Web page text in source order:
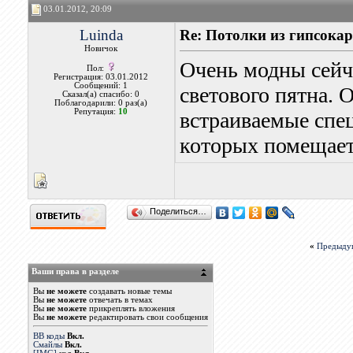
03.01.2012, 20:09
Luinda
Новичок
Пол:
Регистрация: 03.01.2012
Сообщений: 1
Сказал(а) спасибо: 0
Поблагодарили: 0 раз(а)
Репутация: 10
Re: Потолки из
Очень модны
светового пятна.
встраиваемые
которых
Поделиться…
«
Ваши права в разделе
Вы не можетесоздавать новые темы
Вы не можетеотвечать в темах
Вы не можетеприкреплять вложения
Вы не можетередактировать свои сообщения
BB коды Вкл.
Смайлы Вкл.